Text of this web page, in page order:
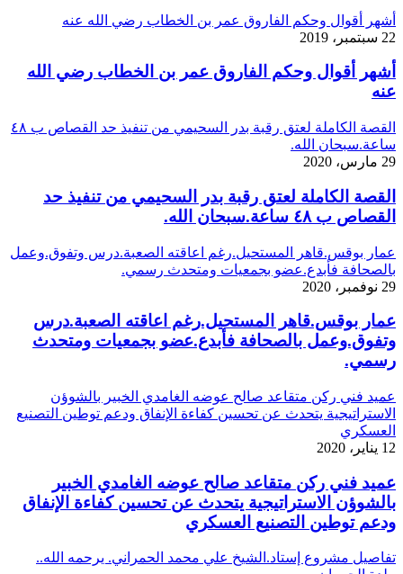
أشهر أقوال وحكم الفاروق عمر بن الخطاب رضي الله عنه
22 سبتمبر، 2019
أشهر أقوال وحكم الفاروق عمر بن الخطاب رضي الله
عنه
القصة الكاملة لعتق رقبة بدر السحيمي من تنفيذ حد القصاص ب ٤٨
ساعة.سبحان الله.
29 مارس، 2020
القصة الكاملة لعتق رقبة بدر السحيمي من تنفيذ حد
القصاص ب ٤٨ ساعة.سبحان الله.
عمار بوقس.قاهر المستحيل.رغم اعاقته الصعبة.درس وتفوق.وعمل
بالصحافة فأبدع.عضو بجمعيات ومتحدث رسمي.
29 نوفمبر، 2020
عمار بوقس.قاهر المستحيل.رغم اعاقته الصعبة.درس
وتفوق.وعمل بالصحافة فأبدع.عضو بجمعيات ومتحدث
رسمي.
عميد فني ركن متقاعد صالح عوضه الغامدي الخبير بالشوؤن
الاستراتيجية يتحدث عن تحسين كفاءة الإنفاق ودعم توطين التصنيع
العسكري
12 يناير، 2020
عميد فني ركن متقاعد صالح عوضه الغامدي الخبير
بالشوؤن الاستراتيجية يتحدث عن تحسين كفاءة الإنفاق
ودعم توطين التصنيع العسكري
تفاصيل مشروع إستاد.الشيخ علي محمد الحمراني. يرحمه الله..